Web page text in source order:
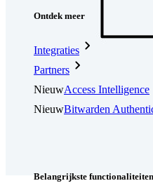
Ontdek meer
Integraties
Partners
NieuwAccess Intelligence
NieuwBitwarden
Belangrijkste